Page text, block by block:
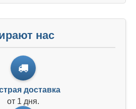
нас
доставка
от 1 дня.